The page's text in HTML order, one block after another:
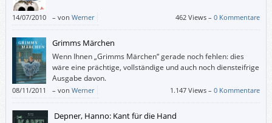
14/07/2010 – von Werner 462 Views –0 Kommentare
Grimms Märchen
Wenn Ihnen „Grimms Märchen“ gerade noch fehlen: dies
wäre eine prächtige, vollständige und auch noch diensteifrige
Ausgabe davon.
08/11/2011 – von Werner 1.147 Views –0 Kommentare
Depner, Hanno: Kant für die Hand